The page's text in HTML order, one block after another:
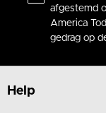
afgestemd
America
gedrag op
Help